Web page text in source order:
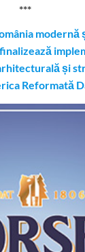
***
și
Reformată